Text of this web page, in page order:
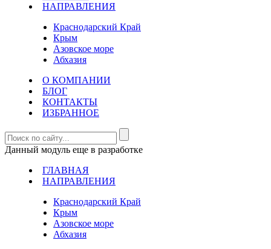
НАПРАВЛЕНИЯ
Краснодарский Край
Крым
Азовское море
Абхазия
О КОМПАНИИ
БЛОГ
КОНТАКТЫ
ИЗБРАННОЕ
Данный модуль еще в разработке
ГЛАВНАЯ
НАПРАВЛЕНИЯ
Краснодарский Край
Крым
Азовское море
Абхазия